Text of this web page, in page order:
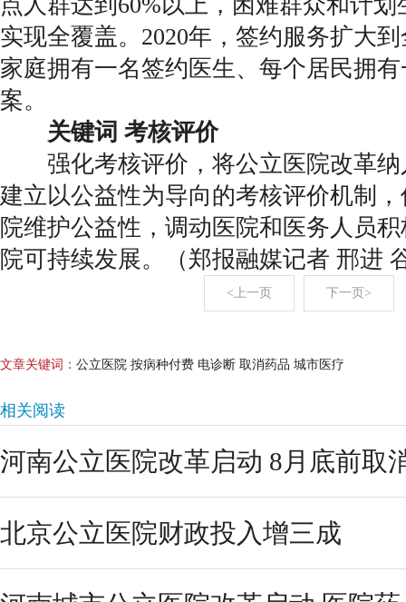
实现全覆盖。2020年，签约服务扩大
家庭拥有一名签约医生、每个居民拥
案。
关键词 考核评价
强化考核评价，将公立医院改革纳
建立以公益性为导向的考核评价机制
院维护公益性，调动医院和医务人员
院可持续发展。（郑报融媒记者 邢进
<上一页 下一页>
文章关键词： 公立医院 按病种付费 电诊断 取消药品 城市医疗
相关阅读
河南公立医院改革启动 8月底前取
北京公立医院财政投入增三成